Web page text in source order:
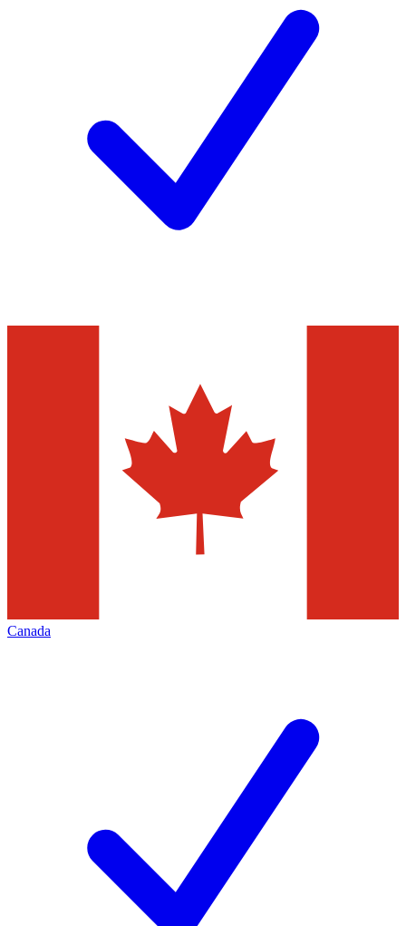
Canada